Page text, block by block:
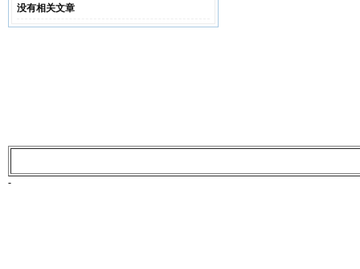
没有相关文章
-